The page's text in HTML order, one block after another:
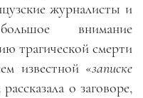
журналисты и
внимание
трагической смерти
известной «записке
о заговоре,